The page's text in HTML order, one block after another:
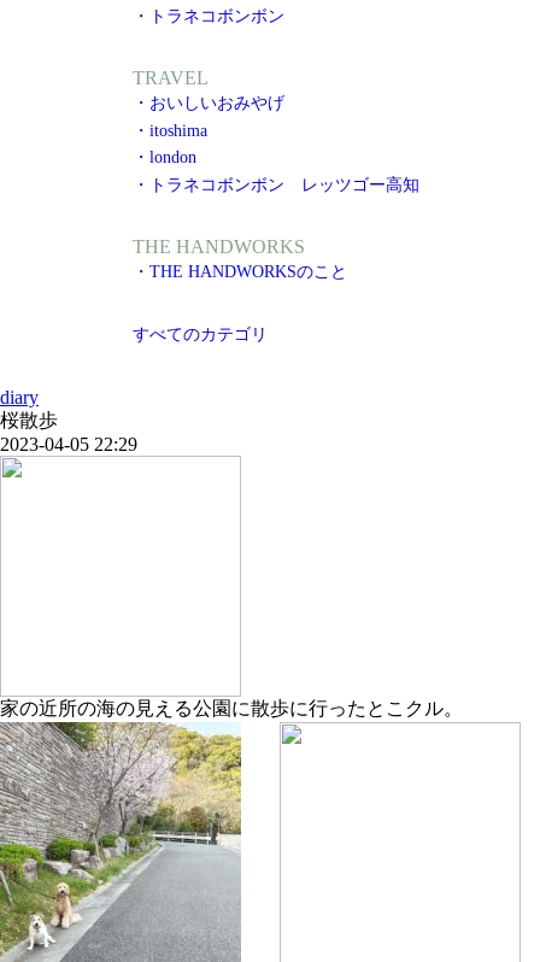
・トラネコボンボン
TRAVEL
・おいしいおみやげ
・itoshima
・london
・トラネコボンボン レッツゴー高知
THE HANDWORKS
・THE HANDWORKSのこと
すべてのカテゴリ
diary
桜散歩
2023-04-05 22:29
家の近所の海の見える公園に散歩に行ったとこクル。